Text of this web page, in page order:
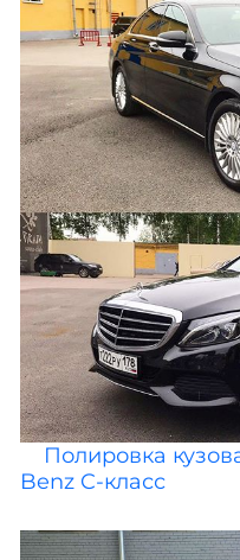
Полировка
Benz C-класс